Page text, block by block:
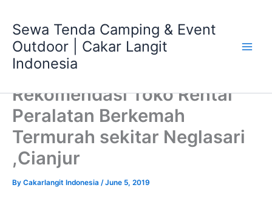
content
Sewa Tenda Camping & Event
Outdoor | Cakar Langit
Indonesia
Rekomendasi Toko Rental
Peralatan Berkemah
Termurah sekitar Neglasari
,Cianjur
By Cakarlangit Indonesia /June 5, 2019